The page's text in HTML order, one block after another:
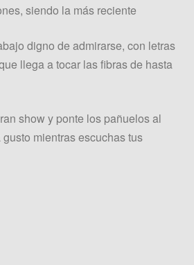
siendo la más reciente
digno de admirarse, con letras
llega a tocar las fibras de hasta
show y ponte los pañuelos al
mientras escuchas tus